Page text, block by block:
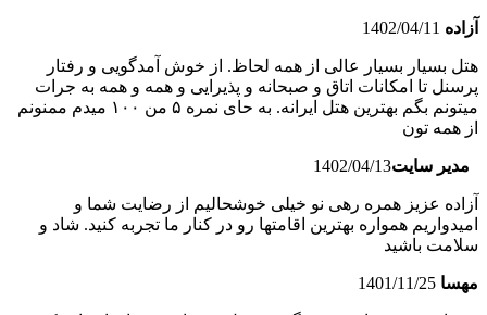
آزاده 1402/04/11
هتل بسیار بسیار عالی از همه لحاظ. از خوش آمدگویی و رفتار
پرسنل تا امکانات اتاق و صبحانه و پذیرایی و همه و همه به جرات
میتونم بگم بهترین هتل ایرانه. به حای نمره ۵ من ۱۰۰ میدم ممنونم
از همه تون
مدیر سایت1402/04/13
آزاده عزیز همره رهی نو خیلی خوشحالیم از رضایت شما و
امیدواریم همواره بهترین اقامتها رو در کنار ما تجربه کنید. شاد و
سلامت باشید
مهسا 1401/11/25